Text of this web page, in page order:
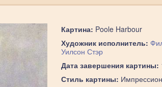
Картина: Poole Harbour
Художник исполнитель:
Уилсон Стэр
Дата завершения картины:
Стиль картины: